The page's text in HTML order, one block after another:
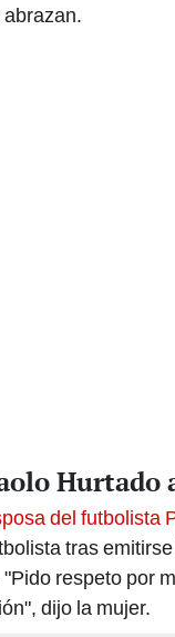
del futbolista
tras
respeto por
dijo la mujer.